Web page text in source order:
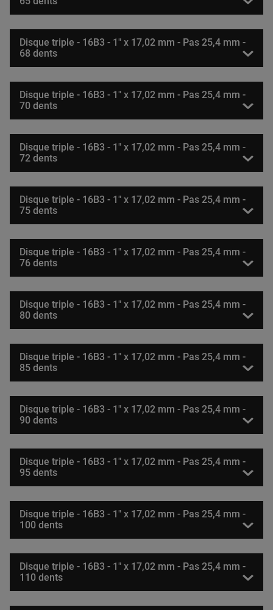
Disque triple - 16B3 - 1" x 17,02 mm - Pas 25,4 mm -
68 dents
Disque triple - 16B3 - 1" x 17,02 mm - Pas 25,4 mm -
70 dents
Disque triple - 16B3 - 1" x 17,02 mm - Pas 25,4 mm -
72 dents
Disque triple - 16B3 - 1" x 17,02 mm - Pas 25,4 mm -
75 dents
Disque triple - 16B3 - 1" x 17,02 mm - Pas 25,4 mm -
76 dents
Disque triple - 16B3 - 1" x 17,02 mm - Pas 25,4 mm -
80 dents
Disque triple - 16B3 - 1" x 17,02 mm - Pas 25,4 mm -
85 dents
Disque triple - 16B3 - 1" x 17,02 mm - Pas 25,4 mm -
90 dents
Disque triple - 16B3 - 1" x 17,02 mm - Pas 25,4 mm -
95 dents
Disque triple - 16B3 - 1" x 17,02 mm - Pas 25,4 mm -
100 dents
Disque triple - 16B3 - 1" x 17,02 mm - Pas 25,4 mm -
110 dents